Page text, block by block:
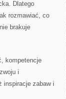
Dlatego
rozmawiać, co
brakuje
kompetencje
i
inspiracje zabaw i